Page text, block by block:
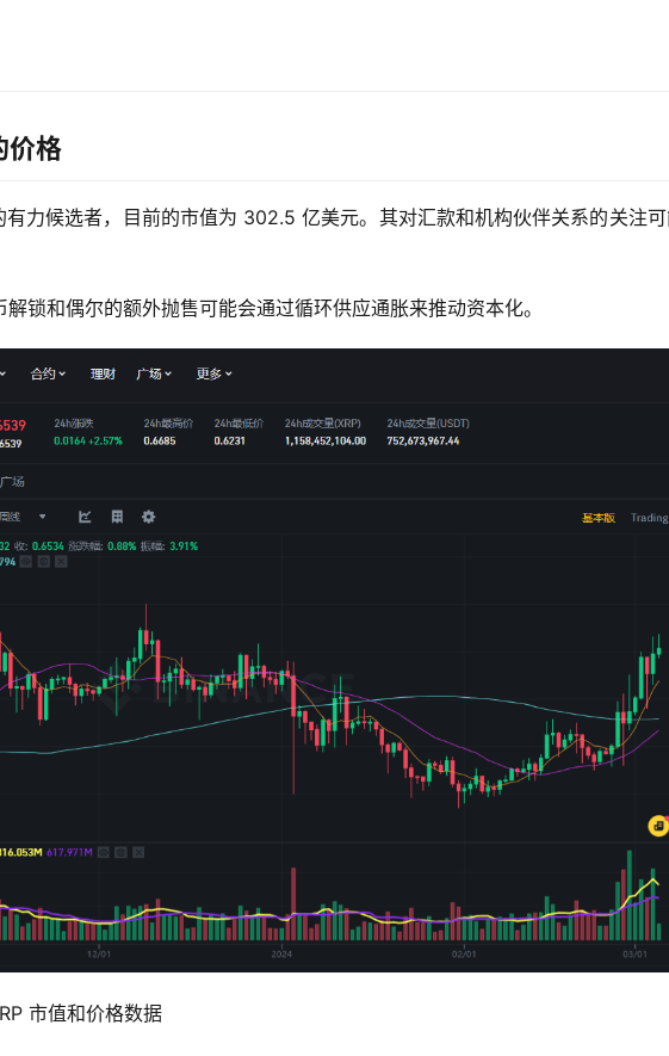
价格
有力候选者，目前的市值为 302.5 亿美元。其对汇款和机构伙伴关系的关注
锁和偶尔的额外抛售可能会通过循环供应通胀来推动资本化。
格数据